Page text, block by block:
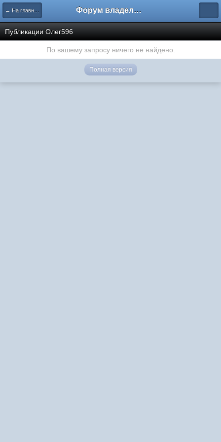
← На главную Форум владельцев интернет-магазинов
Публикации Олег596
По вашему запросу ничего не найдено.
Полная версия